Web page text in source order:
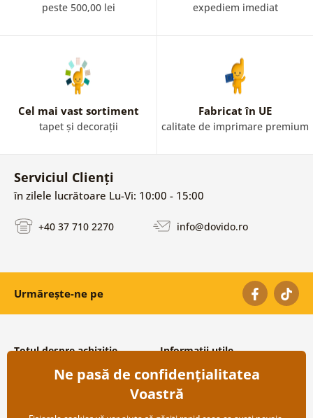
peste 500,00 lei expediem imediat
Cel mai vast sortiment
tapet și decorații
Fabricat în UE
calitate de imprimare premium
Serviciul Clienți
în zilele lucrătoare Lu-Vi: 10:00 - 15:00
+40 37 710 2270 info@dovido.ro
Urmărește-ne pe
Totul despre achiziție
Condiții și termeni generali
Protecția datelor personale
Transport și modalități de plată
Returnare
Informații utile
Despre noi
Întrebări frecvente
Contacte
Cooperare angro
Ne pasă de confidențialitatea
Voastră